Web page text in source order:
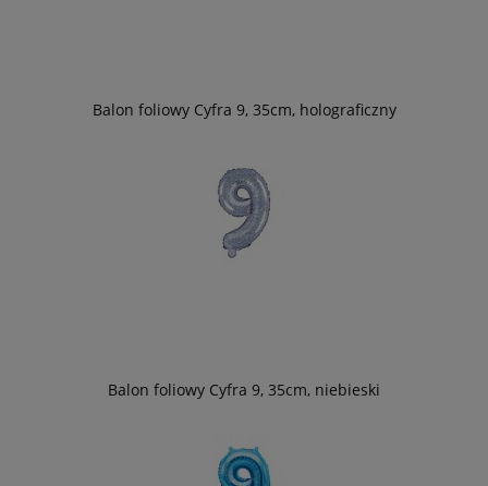
Balon foliowy Cyfra 9, 35cm, holograficzny
Balon foliowy Cyfra 9, 35cm, niebieski